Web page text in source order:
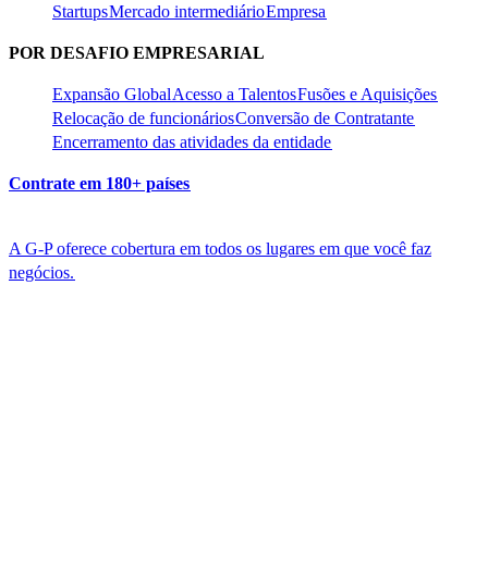
Startups​​Mercado intermediário​​Empresa​​
POR DESAFIO EMPRESARIAL​​
Expansão Global​​Acesso a Talentos​​Fusões e Aquisições​​
Relocação de funcionários​​Conversão de Contratante​​
Encerramento das atividades da entidade​​
Contrate em 180+ países​​
A G-P oferece cobertura em todos os lugares em que você faz
negócios.​​